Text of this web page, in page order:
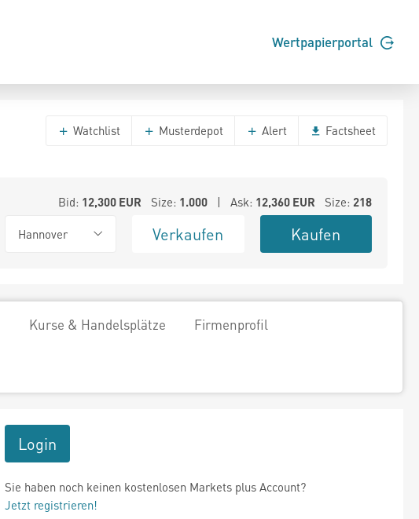
Wertpapierportal
Watchlist Musterdepot Alert Factsheet
Bid: 12,300EUR Size: 1.000| Ask: 12,360EUR Size: 218
Hannover Verkaufen Kaufen
Kurse & Handelsplätze Firmenprofil
Login
Sie haben noch keinen kostenlosen Markets plus Account?
Jetzt registrieren!